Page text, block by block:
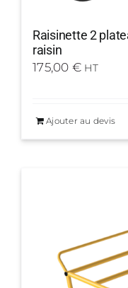
Raisinette 2
raisin
175,00 € HT
Ajouter au devis